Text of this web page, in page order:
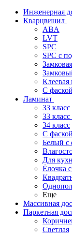
Инженерная
Кварцвинил
ABA
LVT
SPC
SPC с
Клеевая
С фаской
Ламинат
33 класс
33
34 класс
C фаской
Белый с
Для
Ёлочка
Еще
Массивная
Паркетная
Светлая